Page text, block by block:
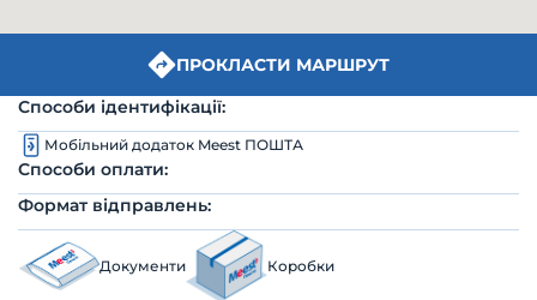
ПРОКЛАСТИ МАРШРУТ
Способи ідентифікації:
Мобільний додаток Meest ПОШТА
Способи оплати:
Формат відправлень:
Документи Коробки